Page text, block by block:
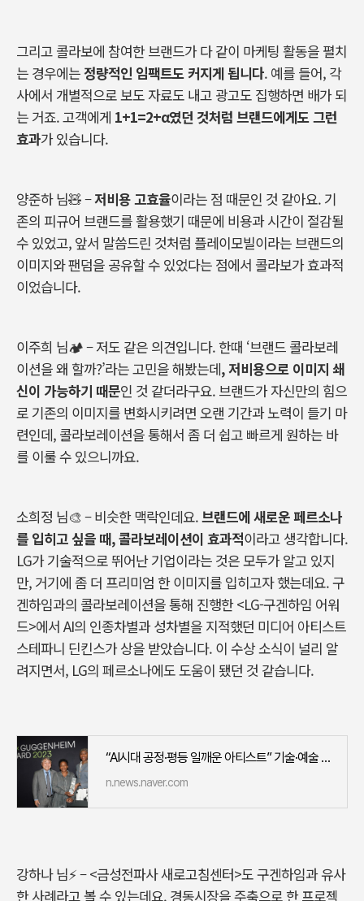
그리고 콜라보에 참여한 브랜드가 다 같이 마케팅 활동을 펼치
는 경우에는 정량적인 임팩트도 커지게 됩니다. 예를 들어, 각
사에서 개별적으로 보도 자료도 내고 광고도 집행하면 배가 되
는 거죠.고객에게 1+1=2+α였던 것처럼 브랜드에게도그런
효과가 있습니다.
양준하 님🧸–저비용 고효율이라는 점 때문인 것 같아요. 기
존의 피규어 브랜드를 활용했기 때문에 비용과 시간이 절감될
수 있었고, 앞서 말씀드린 것처럼 플레이모빌이라는 브랜드의
이미지와 팬덤을 공유할 수 있었다는 점에서 콜라보가 효과적
이었습니다.
이주희 님🏕–저도 같은 의견입니다. 한때 ‘브랜드 콜라보레
이션을 왜 할까?’라는 고민을 해봤는데,저비용으로 이미지 쇄
신이 가능하기 때문인 것 같더라구요. 브랜드가 자신만의 힘으
로 기존의 이미지를 변화시키려면 오랜 기간과 노력이 들기 마
련인데, 콜라보레이션을통해서 좀 더 쉽고 빠르게 원하는 바
를 이룰 수 있으니까요.
소희정 님🎨 –비슷한 맥락인데요.브랜드에 새로운 페르소나
를 입히고 싶을 때, 콜라보레이션이 효과적이라고 생각합니다.
LG가 기술적으로 뛰어난 기업이라는 것은 모두가 알고 있지
만, 거기에 좀 더 프리미엄 한 이미지를 입히고자 했는데요.구
겐하임과의 콜라보레이션을 통해 진행한<LG-구겐하임 어워
드>에서 AI의 인종차별과 성차별을 지적했던 미디어 아티스트
스테파니 딘킨스가 상을 받았습니다. 이 수상 소식이 널리 알
려지면서, LG의 페르소나에도 도움이 됐던 것 같습니다.
“AI시대 공정·평등 일깨운 아티스트” 기술·예술 결합 ‘LG 구겐하임 어워드’ 첫 개최
n.news.naver.com
강하나 님⚡–<금성전파사 새로고침센터>도 구겐하임과 유사
한 사례라고 볼 수 있는데요. 경동시장을 주축으로 한 프로젝